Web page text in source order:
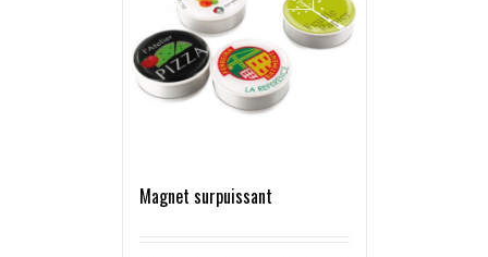
Magnet surpuissant